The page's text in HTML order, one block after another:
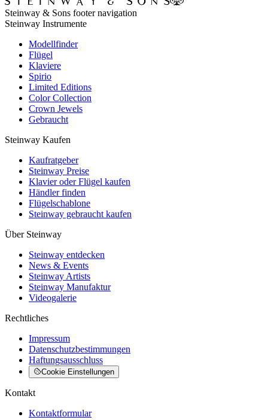
Steinway & Sons footer navigation
Steinway Instrumente
Modellfinder
Flügel
Klaviere
Spirio
Limited Editions
Color Collection
Crown Jewels
Gebraucht
Steinway Kaufen
Kaufratgeber
Steinway Preise
Klavier oder Flügel kaufen
Händler finden
Flügelschablone
Steinway gebraucht kaufen
Über Steinway
Steinway entdecken
News & Events
Steinway Artists
Steinway Manufaktur
Videogalerie
Rechtliches
Impressum
Datenschutzbestimmungen
Haftungsausschluss
Cookie Einstellungen
Kontakt
Kontaktformular